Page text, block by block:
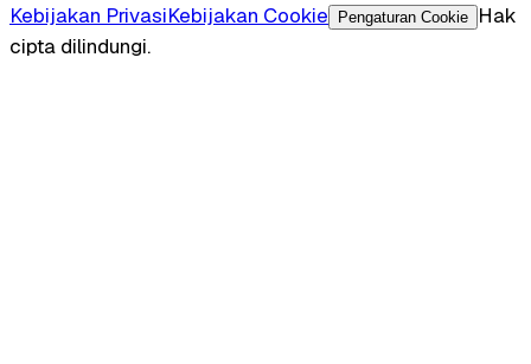
Kebijakan PrivasiKebijakan Cookie Pengaturan Cookie
Hak
cipta dilindungi.